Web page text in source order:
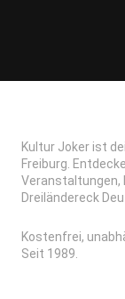
Kultur Joker ist
Freiburg.
Veranstaltungen,
Dreiländereck
Kostenfrei,
Seit 1989.